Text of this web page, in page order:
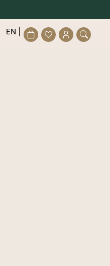
EN
פתיחת
חלונית
פתיחת
חלונית
פתיחת
מועדפים